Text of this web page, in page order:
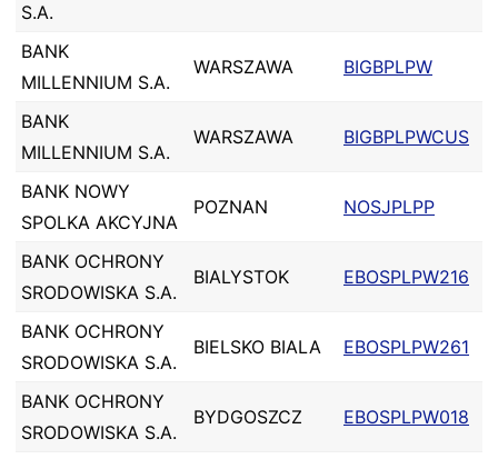
S.A.
BANK
MILLENNIUM S.A.
WARSZAWA BIGBPLPW
BANK
MILLENNIUM S.A.
WARSZAWA BIGBPLPWCUS
BANK NOWY
SPOLKA AKCYJNA
POZNAN NOSJPLPP
BANK OCHRONY
SRODOWISKA S.A.
BIALYSTOK EBOSPLPW216
BANK OCHRONY
SRODOWISKA S.A.
BIELSKO BIALA EBOSPLPW261
BANK OCHRONY
SRODOWISKA S.A.
BYDGOSZCZ EBOSPLPW018